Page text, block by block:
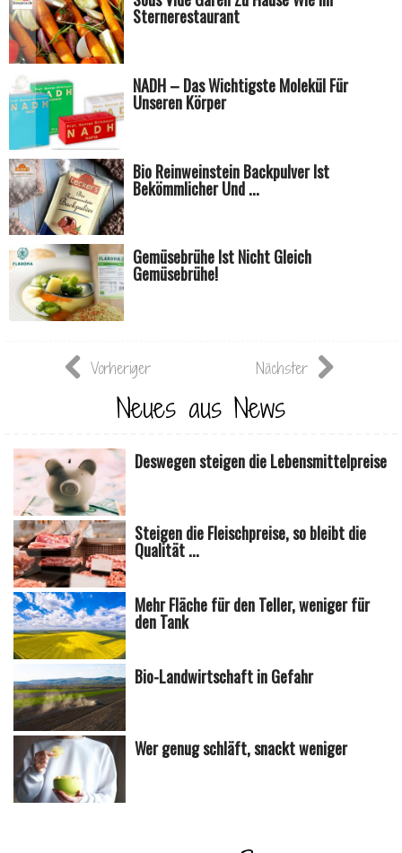
Sternerestaurant
NADH – Das Wichtigste Molekül Für
Unseren Körper
Bio Reinweinstein Backpulver Ist
Bekömmlicher Und ...
Gemüsebrühe Ist Nicht Gleich
Gemüsebrühe!
Vorheriger Nächster
Neues aus News
Deswegen steigen die Lebensmittelpreise
Steigen die Fleischpreise, so bleibt die
Qualität ...
Mehr Fläche für den Teller, weniger für
den Tank
Bio-Landwirtschaft in Gefahr
Wer genug schläft, snackt weniger